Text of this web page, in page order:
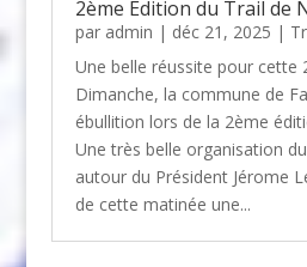
2ème Edition du Trail de
par admin | déc 21, 2025 |
Une belle réussite pour
Dimanche, la commune de
ébullition lors de la 2ème
Une très belle organisation
autour du Président Jérome
de cette matinée une...